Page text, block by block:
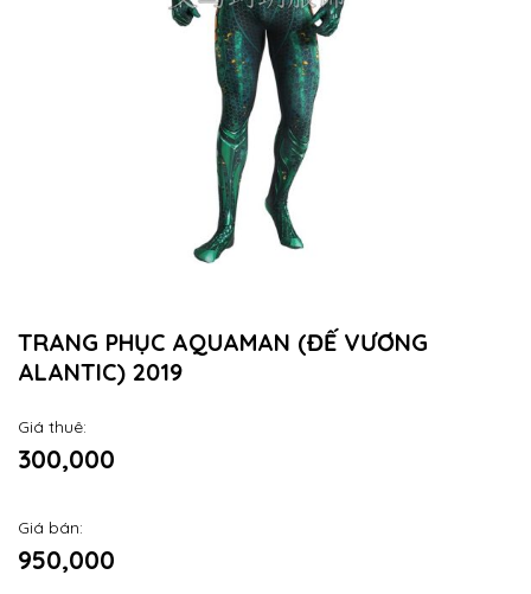
TRANG PHỤC AQUAMAN (ĐẾ VƯƠNG
ALANTIC) 2019
Giá thuê:
300,000
Giá bán:
950,000